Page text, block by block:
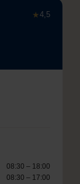
★4,5
08:30 – 18:00
08:30 – 17:00